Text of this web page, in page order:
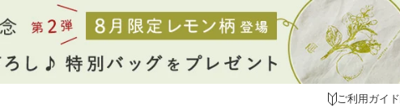
ご利用ガイド